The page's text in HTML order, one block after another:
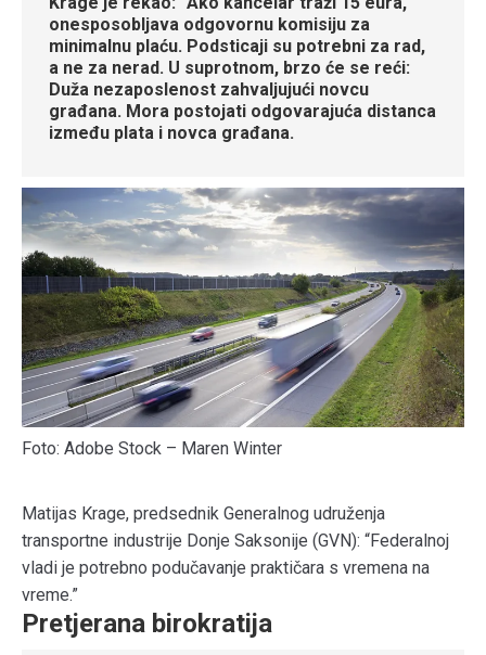
onesposobljava odgovornu komisiju za
minimalnu plaću. Podsticaji su potrebni za rad,
a ne za nerad. U suprotnom, brzo će se reći:
Duža nezaposlenost zahvaljujući novcu
građana. Mora postojati odgovarajuća distanca
između plata i novca građana.
Foto: Adobe Stock – Maren Winter
Matijas Krage, predsednik Generalnog udruženja
transportne industrije Donje Saksonije (GVN): “Federalnoj
vladi je potrebno podučavanje praktičara s vremena na
vreme.”
Pretjerana birokratija